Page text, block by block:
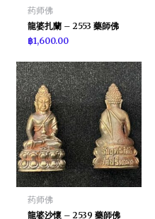
药师佛
龍婆扎蘭 – 2553 藥師佛
฿1,600.00
药师佛
龍婆沙懷 – 2539 藥師佛